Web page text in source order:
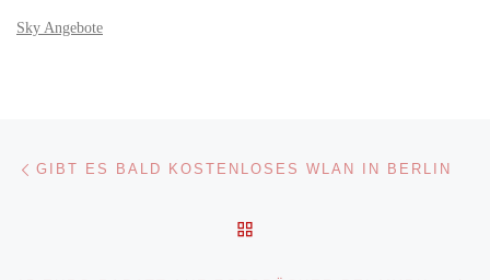
Sky Angebote
Beitragsnavigation
GIBT ES BALD KOSTENLOSES WLAN IN BERLIN